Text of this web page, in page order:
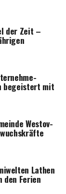
der Zeit –
begeis­tert mit
Wes­t­ov­
Lathen
den Ferien